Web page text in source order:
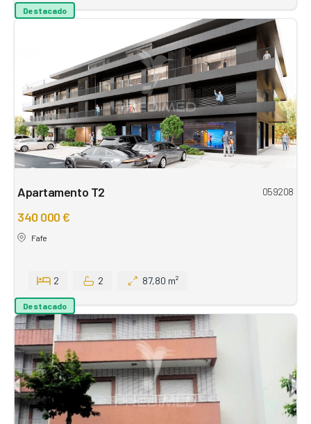
Destacado
Apartamento T2 059208
340 000 €
Fafe
2 2 87,80 m²
Destacado